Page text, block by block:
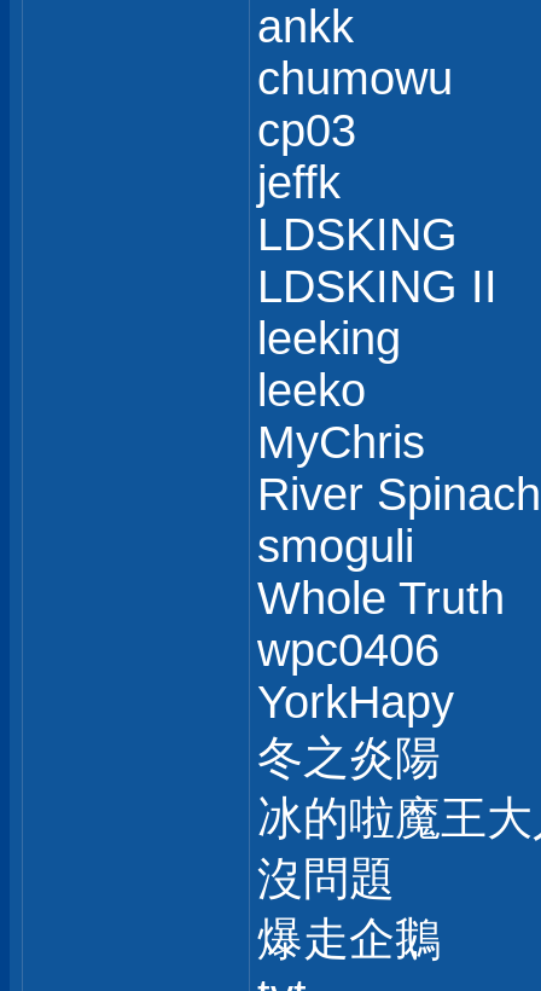
ankk
chumowu
cp03
jeffk
LDSKING
LDSKING II
leeking
leeko
MyChris
River Spinach
smoguli
Whole Truth
wpc0406
YorkHapy
冬之炎陽
冰的啦魔王
沒問題
爆走企鵝